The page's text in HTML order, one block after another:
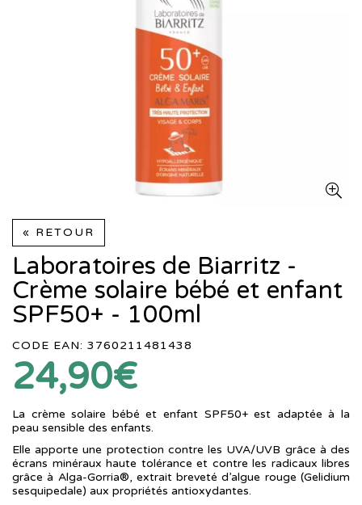
« RETOUR
Laboratoires de Biarritz -
Crème solaire bébé et enfant
SPF50+ - 100ml
CODE EAN: 3760211481438
24,90€
La crème solaire bébé et enfant SPF50+ est adaptée à la
peau sensible des enfants.
Elle apporte une protection contre les UVA/UVB grâce à des
écrans minéraux haute tolérance et contre les radicaux libres
grâce à Alga-Gorria®, extrait breveté d’algue rouge (Gelidium
sesquipedale) aux propriétés antioxydantes.